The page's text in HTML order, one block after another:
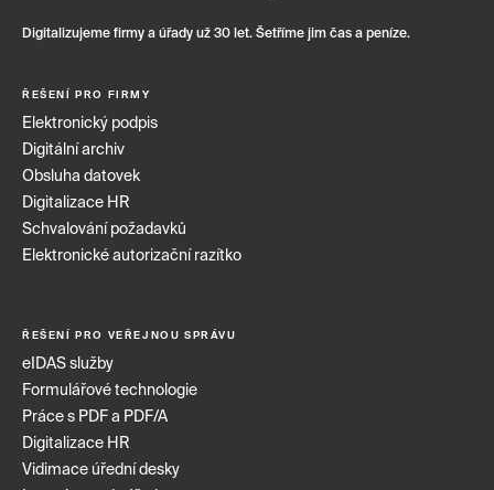
Digitalizujeme firmy a úřady už 30 let. Šetříme jim čas a peníze.
ŘEŠENÍ PRO FIRMY
Elektronický podpis
Digitální archiv
Obsluha datovek
Digitalizace HR
Schvalování požadavků
Elektronické autorizační razítko
ŘEŠENÍ PRO VEŘEJNOU SPRÁVU
eIDAS služby
Formulářové technologie
Práce s PDF a PDF/A
Digitalizace HR
Vidimace úřední desky